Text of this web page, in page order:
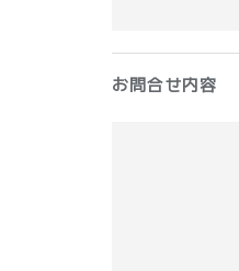
お問合せ内容